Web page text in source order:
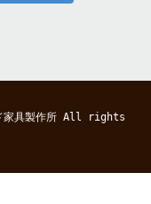
具製作所All rights